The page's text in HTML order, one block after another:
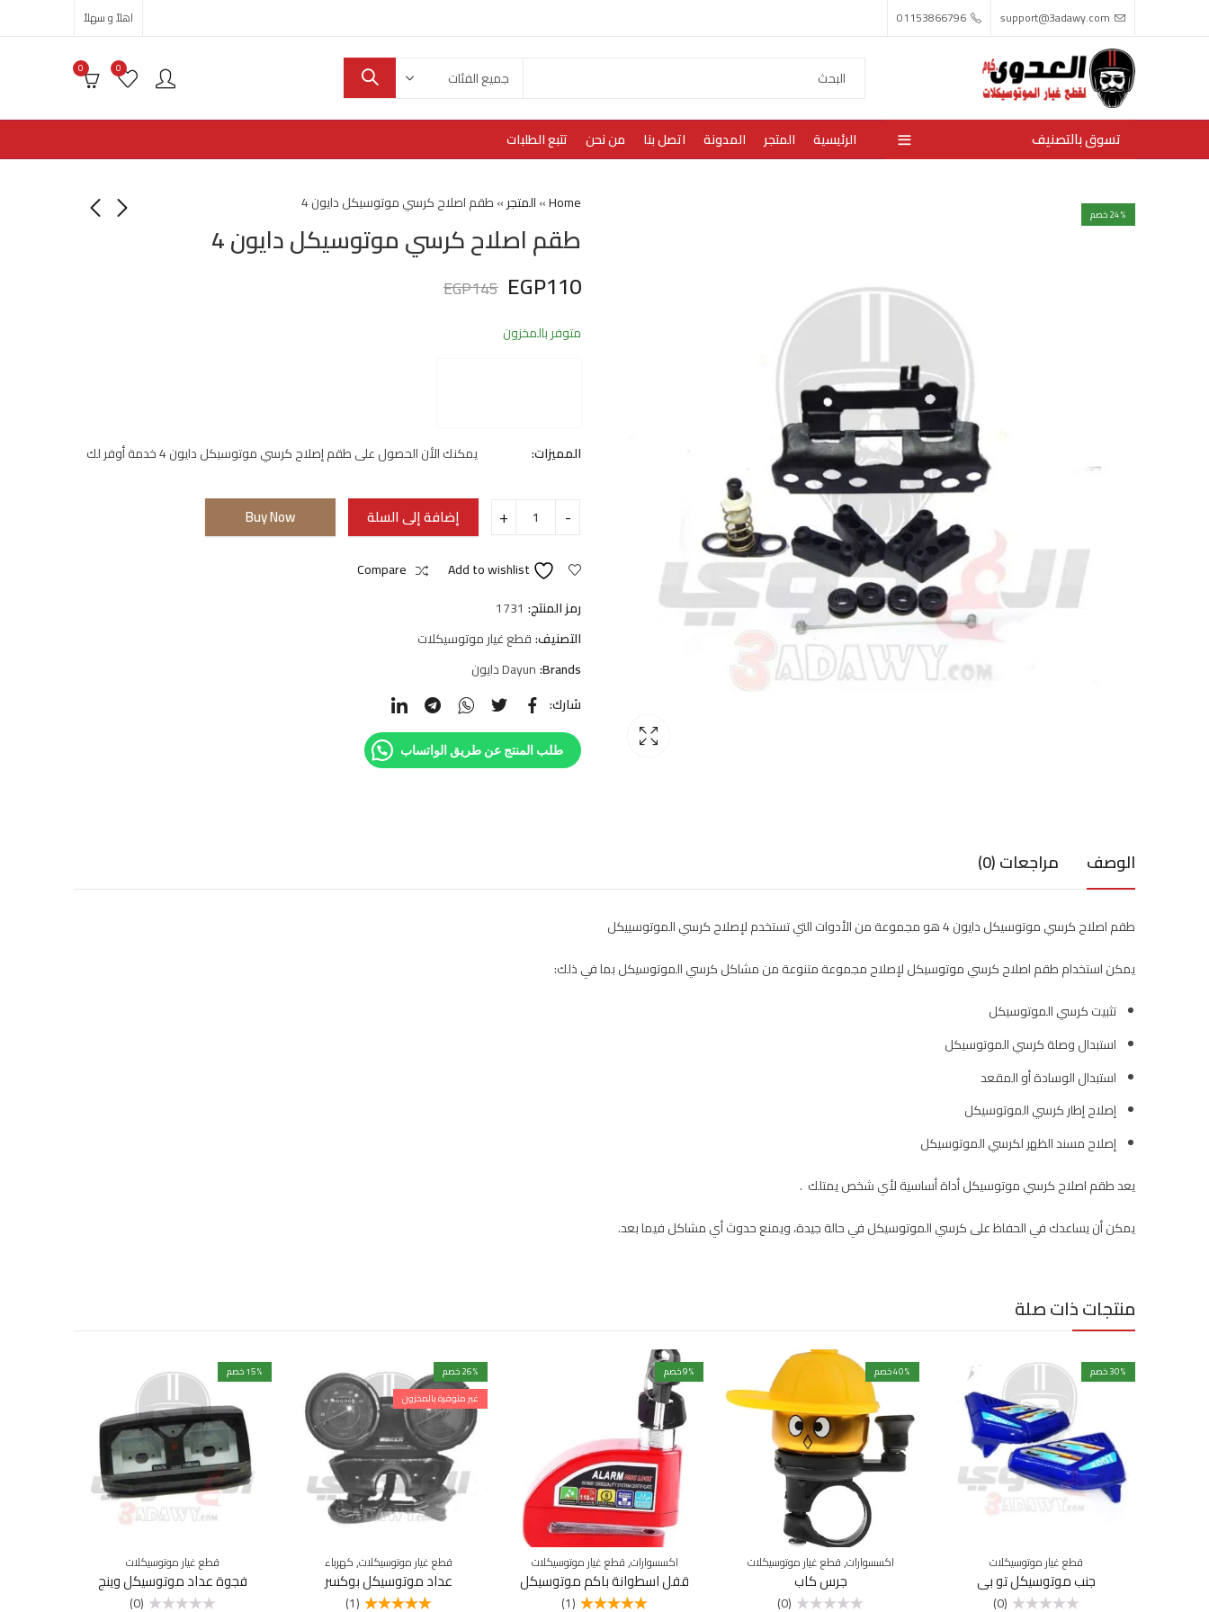
support@3adawy.com
01153866796 اهلاً و سهلاً
0
0
تسوق بالتصنيف الرئيسية المتجر المدونة اتصل بنا من نحن تتبع الطلبات
24% خصم
Home
»المتجر»طقم اصلاح كرسي موتوسيكل دايون 4
طقم اصلاح كرسي موتوسيكل دايون 4
EGP110
EGP145
متوفر بالمخزون
المميزات: يمكنك الأن الحصول على طقم إصلاح كرسي موتوسيكل دايون 4 خدمة أوفر لك
إضافة إلى السلة Buy Now
Add to wishlist
Compare
رمز المنتج: 1731
التصنيف:قطع غيار موتوسيكلات
Brands: Dayun دايون
شارك:
طلب المنتج عن طريق الواتساب
الوصف مراجعات (0)
طقم اصلاح كرسي موتوسيكل دايون 4 هو مجموعة من الأدوات التي تستخدم لإصلاح كرسي الموتوسييكل
يمكن استخدام طقم اصلاح كرسي موتوسيكل لإصلاح مجموعة متنوعة من مشاكل كرسي الموتوسيكل بما في ذلك:
تثبيت كرسي الموتوسيكل
استبدال وصلة كرسي الموتوسيكل
استبدال الوسادة أو المقعد
إصلاح إطار كرسي الموتوسيكل
إصلاح مسند الظهر لكرسي الموتوسيكل
يعد طقم اصلاح كرسي موتوسيكل أداة أساسية لأي شخص يمتلك .
يمكن أن يساعدك في الحفاظ على كرسي الموتوسيكل في حالة جيدة، ويمنع حدوث أي مشاكل فيما بعد.
منتجات ذات صلة
30% خصم
قطع غيار موتوسيكلات
جنب موتوسيكل تو بي
(0)
40% خصم
اكسسوارات,قطع غيار موتوسيكلات
جرس كاب
(0)
9% خصم
اكسسوارات,قطع غيار موتوسيكلات
قفل اسطوانة باكم موتوسيكل
(1)
26% خصم
غير متوفرة بالمخزون
قطع غيار موتوسيكلات,كهرباء
عداد موتوسيكل بوكسر
(1)
15% خصم
قطع غيار موتوسيكلات
فجوة عداد موتوسيكل وينج
(0)